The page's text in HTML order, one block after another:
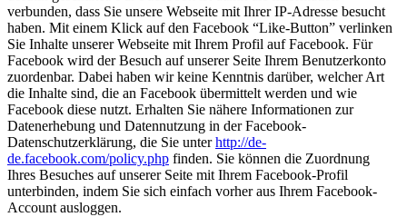
verbunden, dass Sie unsere Webseite mit Ihrer IP-Adresse besucht
haben. Mit einem Klick auf den Facebook “Like-Button” verlinken
Sie Inhalte unserer Webseite mit Ihrem Profil auf Facebook. Für
Facebook wird der Besuch auf unserer Seite Ihrem Benutzerkonto
zuordenbar. Dabei haben wir keine Kenntnis darüber, welcher Art
die Inhalte sind, die an Facebook übermittelt werden und wie
Facebook diese nutzt. Erhalten Sie nähere Informationen zur
Datenerhebung und Datennutzung in der Facebook-
Datenschutzerklärung, die Sie unterhttp://de-
de.facebook.com/policy.php finden. Sie können die Zuordnung
Ihres Besuches auf unserer Seite mit Ihrem Facebook-Profil
unterbinden, indem Sie sich einfach vorher aus Ihrem Facebook-
Account ausloggen.